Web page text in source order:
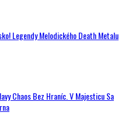
Legendy Melodického Death Metalu
Chaos Bez Hraníc. V Majesticu Sa